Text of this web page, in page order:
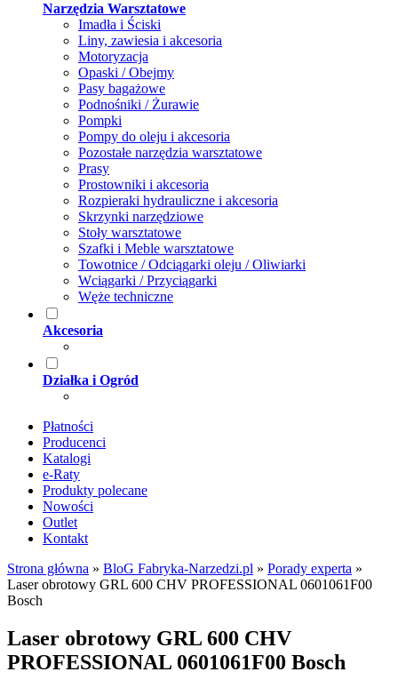
Narzędzia Warsztatowe
Imadła i Ściski
Liny, zawiesia i akcesoria
Motoryzacja
Opaski / Obejmy
Pasy bagażowe
Podnośniki / Żurawie
Pompki
Pompy do oleju i akcesoria
Pozostałe narzędzia warsztatowe
Prasy
Prostowniki i akcesoria
Rozpieraki hydrauliczne i akcesoria
Skrzynki narzędziowe
Stoły warsztatowe
Szafki i Meble warsztatowe
Towotnice / Odciągarki oleju / Oliwiarki
Wciągarki / Przyciągarki
Węże techniczne
Akcesoria
Działka i Ogród
Płatności
Producenci
Katalogi
e-Raty
Produkty polecane
Nowości
Outlet
Kontakt
Strona główna » BloG Fabryka-Narzedzi.pl » Porady experta »
Laser obrotowy GRL 600 CHV PROFESSIONAL 0601061F00
Bosch
Laser obrotowy GRL 600 CHV
PROFESSIONAL 0601061F00 Bosch